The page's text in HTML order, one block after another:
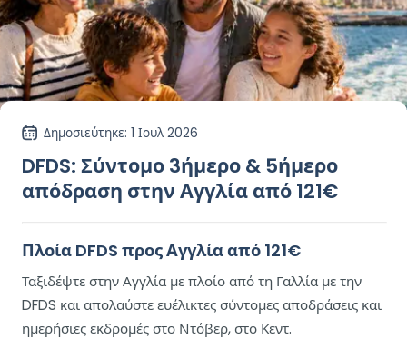
Δημοσιεύτηκε: 1 Ιουλ 2026
DFDS: Σύντομο 3ήμερο & 5ήμερο
απόδραση στην Αγγλία από 121€
Πλοία DFDS προς Αγγλία από 121€
Ταξιδέψτε στην Αγγλία με πλοίο από τη Γαλλία με την
DFDS και απολαύστε ευέλικτες σύντομες αποδράσεις και
ημερήσιες εκδρομές στο Ντόβερ, στο Κεντ.